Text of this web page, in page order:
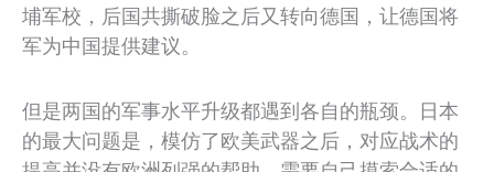
埔军校，后国共撕破脸之后又转向德国，让德国将
军为中国提供建议。
但是两国的军事水平升级都遇到各自的瓶颈。日本
的最大问题是，模仿了欧美武器之后，对应战术的